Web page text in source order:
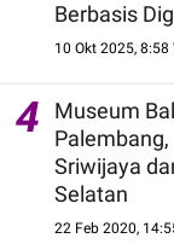
Berbasis
10 Okt 2025, 8:58
4
Museum
Sriwijaya
Selatan
22 Feb 2020,